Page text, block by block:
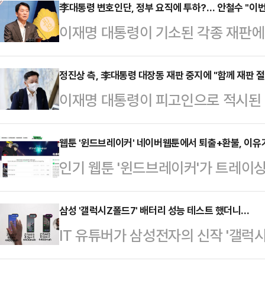
일 당 지도부가 전날 윤상현 의원이
식에 총출동한 것을 겨냥해 "현 국
어게인' '부정선거 음모론'이 '합리
신'에 맞는다고 생각하는 것인지 묻
비상대책위원장, 유상범 원내운영
석열)계 의원들…
李대통령 변호인단, 정부 요직에 투하?… 안철수 "이
이재명 대통령이 기소된 각종 재판
부 요직에 대거 포진했다는 논란과
의원이 "이번이 끝이 아닐 것"이라
에 "이 대통령이 연루된 재판에서
고 있다"며 "법제처장, 국정원 기조
공직기강비서관, 민정수석실 행정
강한 자리"라고 일침을 가했다.실
회 등 임명직 요직에…
정진상 측, 李대통령 대장동 재판 중지에 "함께 재판
이재명 대통령이 피고인으로 적시
당선으로 중단된 후 약 한 달 만에
진상 전 당대표실 정무조정실장도
판부는 "이미 내부적으로 합의된
하겠다는 뜻을 밝혔다.서울중앙지
날 오전 특정범죄가중처벌 등에 관
실장에 대한 77차 공판에 돌입했다
이재명 대통령에…
웹툰 '윈드브레이커' 네이버웹툰에서 퇴출+환불, 이
인기 웹툰 '윈드브레이커'가 트레이
란 끝에 네이버웹툰에서 퇴출 당했
'윈드브레이커'의 전 회차를 플랫폼
레이커'를 검색하면 베스트 도전 당
있다.이번 논란으로 조용석 작가는
삼성 '갤럭시Z폴드7' 배터리 성능 테스트 했더니...
IT 유튜버가 삼성전자의 신작 '갤럭
과를 공개했다.최근 IT유튜브 채